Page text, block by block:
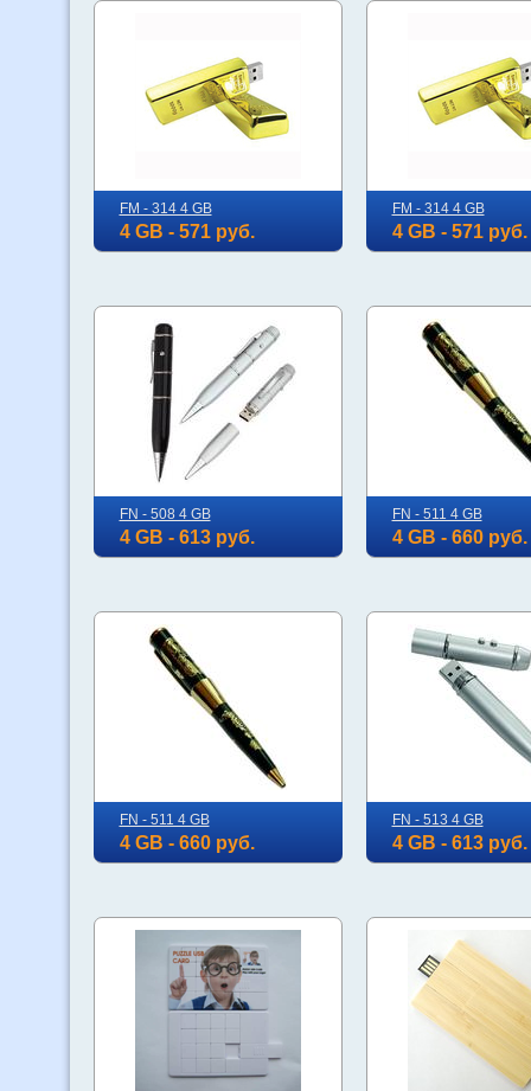
FM - 314 4 GB
4 GB - 571 руб.
FM - 314 4 GB
4 GB - 571 руб.
FN - 508 4 GB
4 GB - 613 руб.
FN - 511 4 GB
4 GB - 660 руб.
FN - 511 4 GB
4 GB - 660 руб.
FN - 513 4 GB
4 GB - 613 руб.